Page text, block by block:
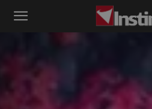
Instinkt